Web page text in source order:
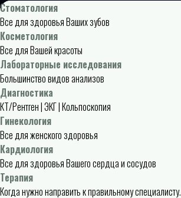
Стоматология
Все для здоровья Ваших зубов
Косметология
Все для Вашей красоты
Лабораторные исследования
Большинство видов анализов
Диагностика
КТ/Рентген | ЭКГ | Кольпоскопия
Гинекология
Все для женского здоровья
Кардиология
Все для здоровья Вашего сердца и сосудов
Терапия
Когда нужно направить к правильному специалисту.